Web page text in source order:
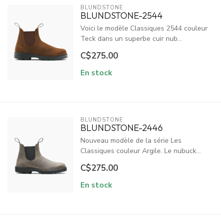
BLUNDSTONE
BLUNDSTONE-2544
Voici le modèle Classiques 2544 couleur
Teck dans un superbe cuir nub...
C$275.00
En stock
BLUNDSTONE
BLUNDSTONE-2446
Nouveau modèle de la série Les
Classiques couleur Argile. Le nubuck...
C$275.00
En stock